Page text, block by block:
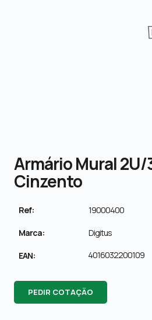
Armário Mural 2U/
Cinzento
Ref: 19000400
Marca: Digitus
EAN: 4016032200109
PEDIR COTAÇÃO